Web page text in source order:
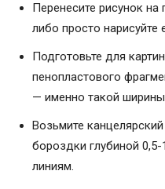
Перенесите рисунок
либо просто нарисуйте
Подготовьте для
пенопластового
— именно такой
Возьмите
бороздки глубиной
линиям.